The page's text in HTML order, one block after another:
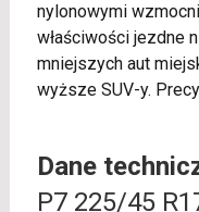
nylonowymi
właściwości jezdne
mniejszych aut
wyższe SUV-y.
Dane
P7 225/45